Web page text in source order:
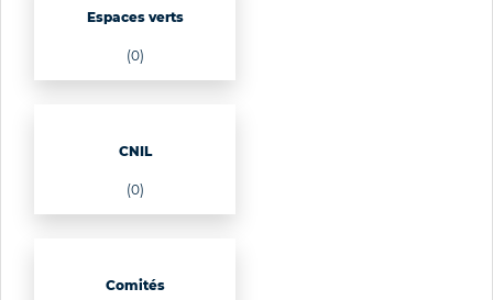
Espaces verts
(0)
CNIL
(0)
Comités